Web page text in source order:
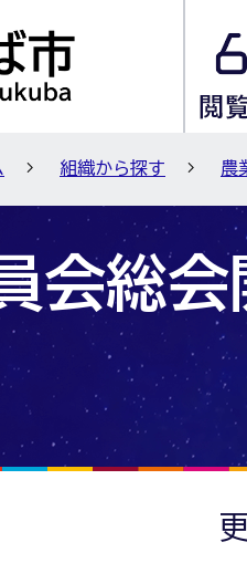
組織から探す 農
会総会